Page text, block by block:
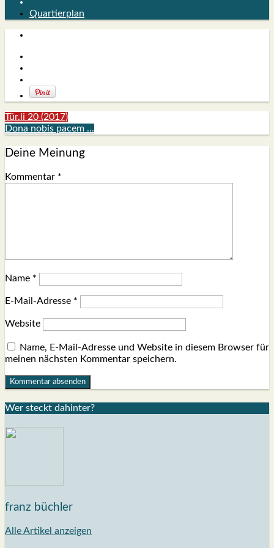
Quartierplan
Tür.li 20 (2017)
Dona nobis pacem ...
Deine Meinung
Kommentar *
Name *
E-Mail-Adresse *
Website
Name, E-Mail-Adresse und Website in diesem Browser für
meinen nächsten Kommentar speichern.
Wer steckt dahin­ter?
franz büchler
Alle Artikel anzeigen